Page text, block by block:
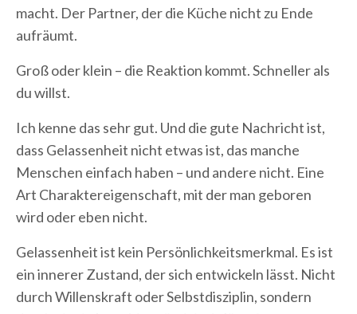
macht. Der Partner, der die Küche nicht zu Ende
aufräumt.
Groß oder klein – die Reaktion kommt. Schneller als
du willst.
Ich kenne das sehr gut. Und die gute Nachricht ist,
dass Gelassenheit nicht etwas ist, das manche
Menschen einfach haben – und andere nicht. Eine
Art Charaktereigenschaft, mit der man geboren
wird oder eben nicht.
Gelassenheit ist kein Persönlichkeitsmerkmal. Es ist
ein innerer Zustand, der sich entwickeln lässt. Nicht
durch Willenskraft oder Selbstdisziplin, sondern